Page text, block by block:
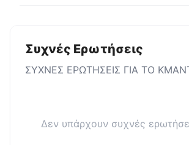
Συχνές Ερωτήσεις
ΣΥΧΝΕΣ ΕΡΩΤΗΣΕΙΣ ΓΙΑ ΤΟ
Δεν υπάρχουν συχνές